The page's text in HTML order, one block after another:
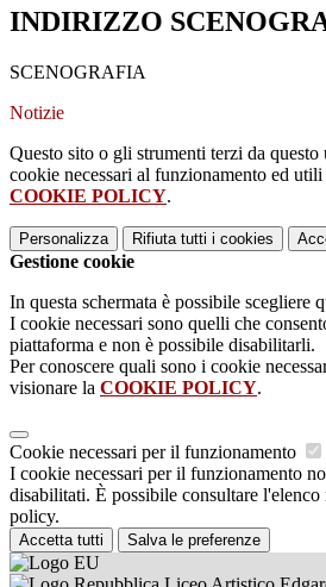
INDIRIZZO
SCENOGRAFIA
Notizie
Questo sito o gli strumenti terzi da
cookie necessari al funzionamento ed
COOKIE POLICY.
Personalizza Rifiuta tutti i cookies
Gestione cookie
In questa schermata è possibile scegliere
I cookie necessari sono quelli che
piattaforma e non è possibile disabilitarli.
Per conoscere quali sono i cookie
visionare la COOKIE POLICY.
Cookie necessari per il funzionamento
I cookie necessari per il funzionamento
disabilitati. È possibile consultare
policy.
Accetta tutti Salva le preferenze